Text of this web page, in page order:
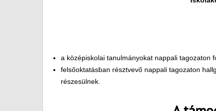
a középiskolai tanulmányokat nappali tagozaton
felsőoktatásban résztvevő nappali tagozaton
részesülnek.